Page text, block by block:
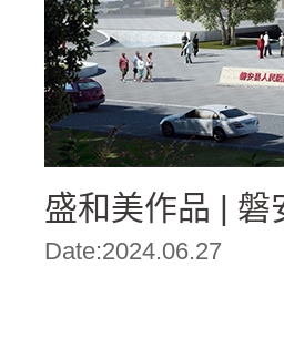
盛和美作品 | 磐
Date:2024.06.27